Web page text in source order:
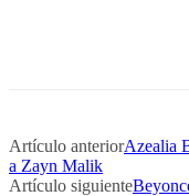
Artículo anteriorAzealia
a Zayn Malik
Artículo siguiente